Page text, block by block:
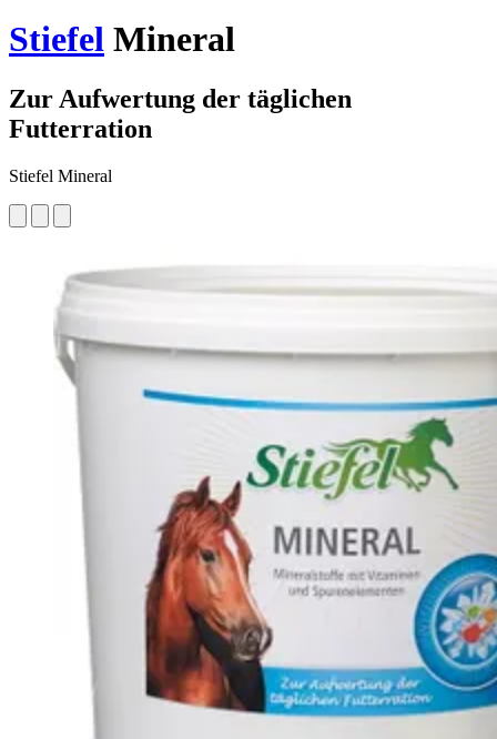
Stiefel Mineral
Zur Aufwertung der täglichen
Futterration
Stiefel Mineral